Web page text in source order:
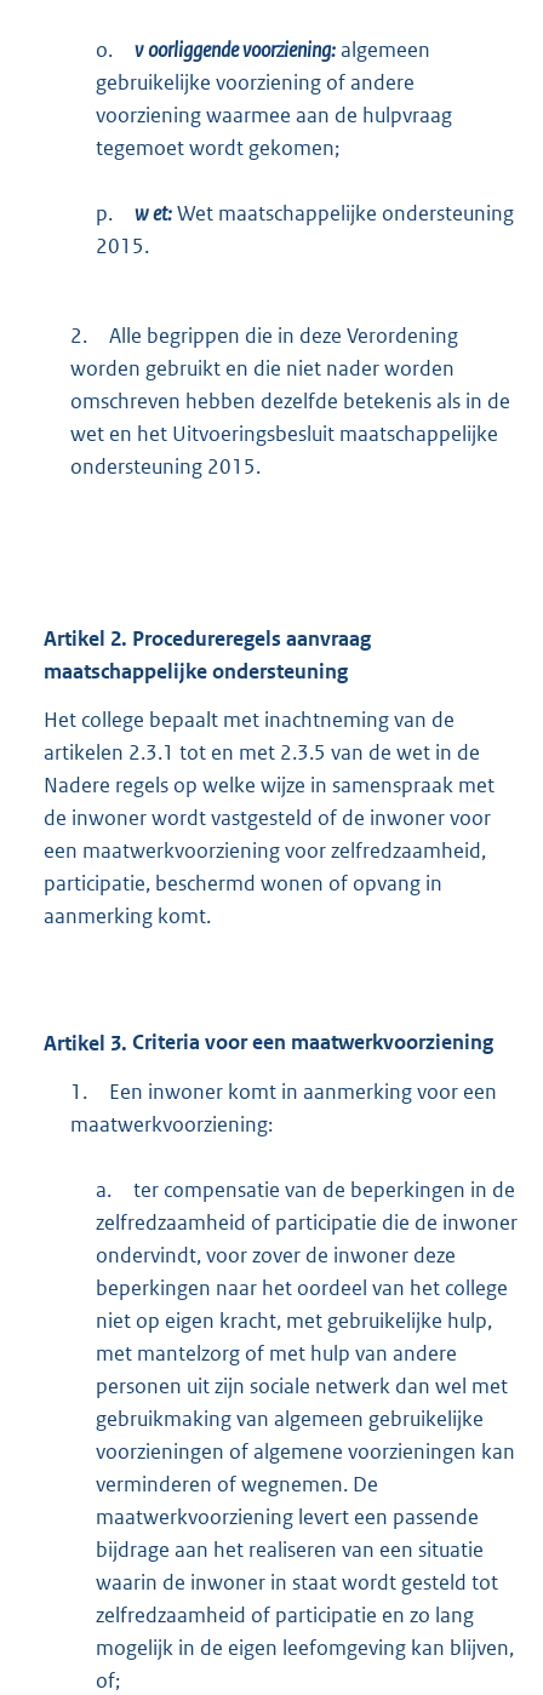
o. voorliggende voorziening:algemeen
gebruikelijke voorziening of andere
voorziening waarmee aan de hulpvraag
tegemoet wordt gekomen;
p. wet:Wet maatschappelijke ondersteuning
2015.
2.
Alle begrippen die in deze Verordening
worden gebruikt en die niet nader worden
omschreven hebben dezelfde betekenis als in de
wet en het Uitvoeringsbesluit maatschappelijke
ondersteuning 2015.
Artikel 2. Procedureregels aanvraag
maatschappelijke ondersteuning
Het college bepaalt met inachtneming van de
artikelen 2.3.1 tot en met 2.3.5 van de wet in de
Nadere regels op welke wijze in samenspraak met
de inwoner wordt vastgesteld of de inwoner voor
een maatwerkvoorziening voor zelfredzaamheid,
participatie, beschermd wonen of opvang in
aanmerking komt.
Artikel 3. Criteria voor een maatwerkvoorziening
1.
Een inwoner komt in aanmerking voor een
maatwerkvoorziening:
a.
ter compensatie van de beperkingen in de
zelfredzaamheid of participatie die de inwoner
ondervindt, voor zover de inwoner deze
beperkingen naar het oordeel van het college
niet op eigen kracht, met gebruikelijke hulp,
met mantelzorg of met hulp van andere
personen uit zijn sociale netwerk dan wel met
gebruikmaking van algemeen gebruikelijke
voorzieningen of algemene voorzieningen kan
verminderen of wegnemen. De
maatwerkvoorziening levert een passende
bijdrage aan het realiseren van een situatie
waarin de inwoner in staat wordt gesteld tot
zelfredzaamheid of participatie en zo lang
mogelijk in de eigen leefomgeving kan blijven,
of;